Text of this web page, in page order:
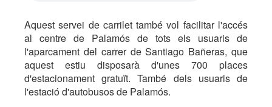
Aquest servei de carrilet també vol facilitar l'accés
al centre de Palamós de tots els usuaris de
l'aparcament del carrer de Santiago Bañeras, que
aquest estiu disposarà d'unes 700 places
d'estacionament gratuït. També dels usuaris de
l'estació d'autobusos de Palamós.